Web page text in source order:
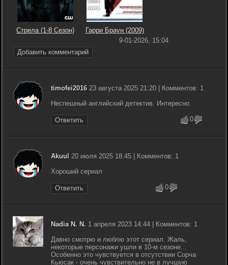
Стрела (1-8 Сезон) Гарри Браун (2009)
Добавить комментарий
9-01-2026, 15:04
timofei201623 августа 2025 21:20 | Комментов: 1
Неспешный английский детектив. Интересно.
Ответить 0
Akuul 20 июля 2025 18:45 | Комментов: 1
Хороший сериал
Ответить 0
Nadia N. N. 1 апреля 2023 14:44 | Комментов: 1
Давно смотрю и люблю этот сериал. Жаль,
некоторые персонажи ушли в 10-м сезоне...
Особенно это чувствуется в отсутствии Сорча
Кьюсак - очень чувствительно не в лучшую